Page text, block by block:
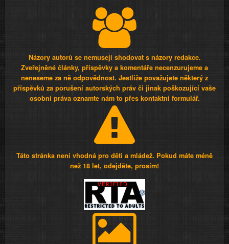
Názory autorů se nemusejí shodovat s názory redakce.
Zveřejněné články, příspěvky a komentáře necenzurujeme a
neneseme za ně odpovědnost. Jestliže považujete některý z
příspěvků za porušení autorských práv či jinak poškozující vaše
osobní práva oznamte nám to přes kontaktní formulář.
Táto stránka není vhodná pro děti a mládež. Pokud máte méně
než 18 let, odejděte, prosím!